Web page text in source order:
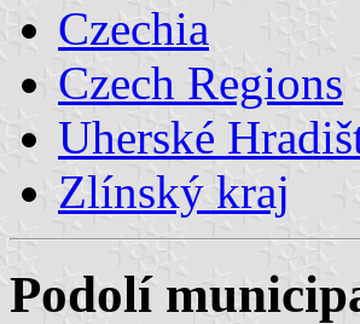
Czechia
Czech Regions
Uherské
Zlínský kraj
Podolí